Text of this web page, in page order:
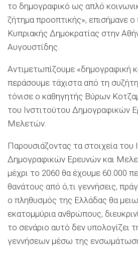
το δημογραφικό ως απλό
ζήτημα προοπτικής», επισήμανε
Κυπριακής Δημοκρατίας στην
Αυγουστίδης.
Αντιμετωπίζουμε «δημογραφική
περάσουμε τάχιστα από τη
τόνισε ο καθηγητής Βύρων
του Ινστιτούτου Δημογραφικών
Μελετών.
Παρουσιάζοντας τα στοιχεία του
Δημογραφικών Ερευνών και
μέχρι το 2060 θα έχουμε 60.000
θανάτους από ό,τι γεννήσεις,
ο πληθυσμός της Ελλάδας θα
εκατομμύρια ανθρώπους,
το σενάριο αυτό δεν υπολογίζει
γεννήσεων μέσω της